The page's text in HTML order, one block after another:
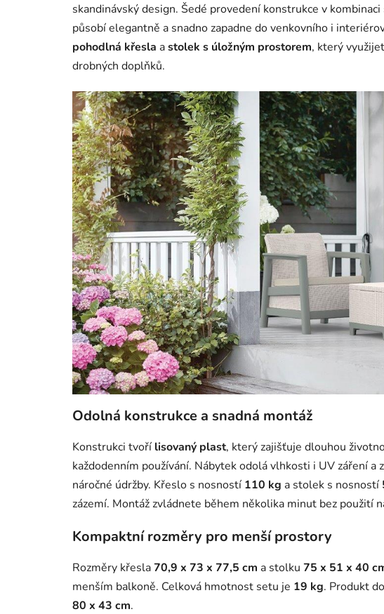
skandinávský design. Šedé provedení konstrukce v
působí elegantně a snadno zapadne do venkovního i
pohodlná křesla astolek s úložným prostorem, který
drobných doplňků.
Odolná konstrukce a snadná montáž
Konstrukci tvoří lisovaný plast, který zajišťuje dlouhou
každodenním používání. Nábytek odolá vlhkosti i UV záření a
náročné údržby. Křeslo s nosností 110 kg a stolek s nosností
zázemí. Montáž zvládnete během několika minut bez použití
Kompaktní rozměry pro menší prostory
Rozměry křesla70,9 x 73 x 77,5 cm a stolku 75 x 51 x 40
menším balkoně. Celková hmotnost setu je 19 kg. Produkt
80 x 43 cm.